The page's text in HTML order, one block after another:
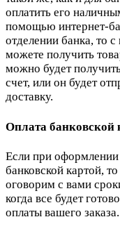
оплатить его
помощью интернет-
отделении банка, то
можете получить
можно будет
счет, или он будет
доставку.
Оплата банковской
Если при оформлении
банковской картой,
оговорим с вами
когда все будет
оплаты вашего заказа.